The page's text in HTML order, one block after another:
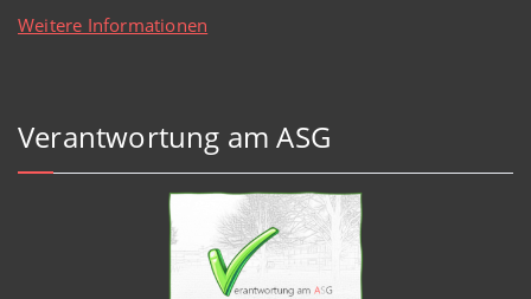
Weitere Informationen
Verantwortung am ASG